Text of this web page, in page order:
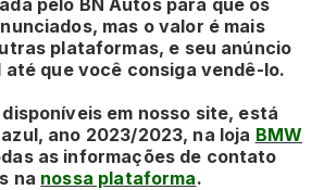
mas o valor é mais
plataformas, e seu anúncio
que você consiga vendê-lo.
em nosso site, está
ano 2023/2023, na loja BMW
as informações de contato
na nossa plataforma.